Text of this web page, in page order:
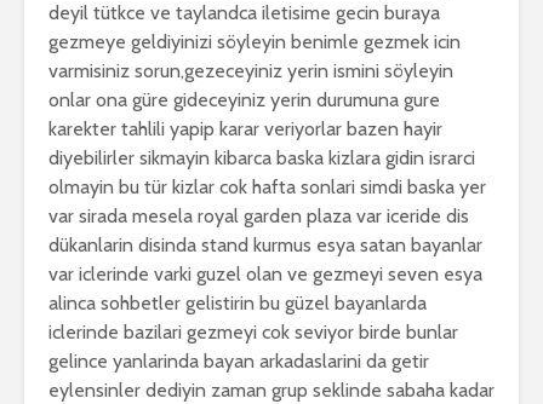
deyil tütkce ve taylandca iletisime gecin buraya
gezmeye geldiyinizi söyleyin benimle gezmek icin
varmisiniz sorun,gezeceyiniz yerin ismini söyleyin
onlar ona güre gideceyiniz yerin durumuna gure
karekter tahlili yapip karar veriyorlar bazen hayir
diyebilirler sikmayin kibarca baska kizlara gidin israrci
olmayin bu tür kizlar cok hafta sonlari simdi baska yer
var sirada mesela royal garden plaza var iceride dis
dükanlarin disinda stand kurmus esya satan bayanlar
var iclerinde varki guzel olan ve gezmeyi seven esya
alinca sohbetler gelistirin bu güzel bayanlarda
iclerinde bazilari gezmeyi cok seviyor birde bunlar
gelince yanlarinda bayan arkadaslarini da getir
eylensinler dediyin zaman grup seklinde sabaha kadar